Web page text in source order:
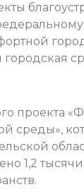
проекта
среды»,
1,2 тысячи